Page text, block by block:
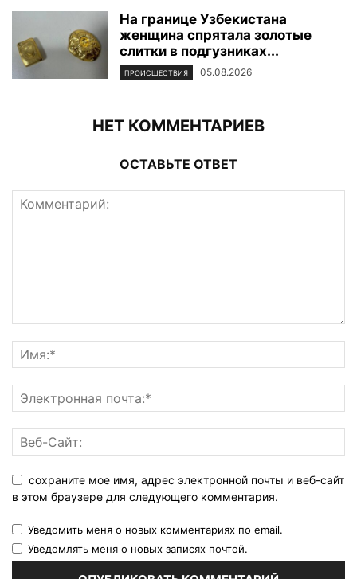
На границе Узбекистана
женщина спрятала золотые
слитки в подгузниках...
ПРОИСШЕСТВИЯ 05.08.2026
НЕТ КОММЕНТАРИЕВ
ОСТАВЬТЕ ОТВЕТ
сохраните мое имя, адрес электронной почты и веб-сайт
в этом браузере для следующего комментария.
Уведомить меня о новых комментариях по email.
Уведомлять меня о новых записях почтой.